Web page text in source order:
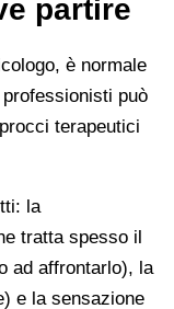
partire
è normale
può
terapeutici
la
tratta spesso il
ad affrontarlo), la
e la sensazione